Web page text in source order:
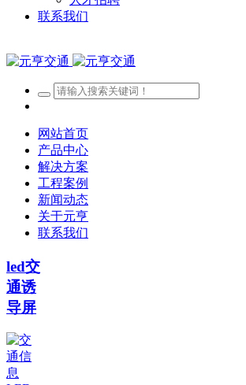
联系我们
网站首页
产品中心
解决方案
工程案例
新闻动态
关于元亨
联系我们
led交
通诱
导屏